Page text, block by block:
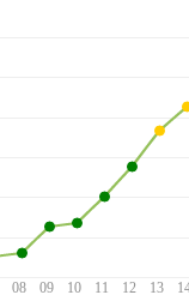
08 09 10 11 12 13